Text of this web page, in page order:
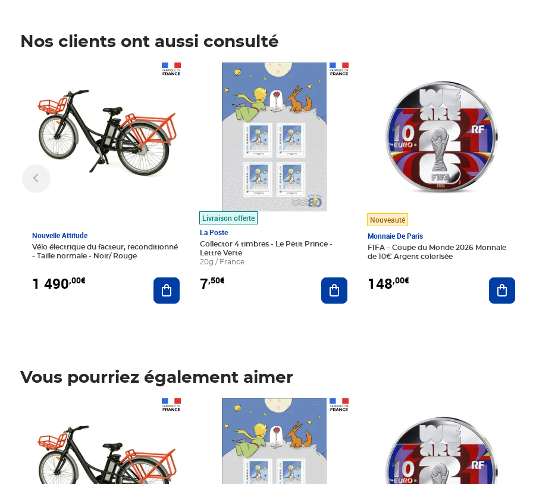
Nos clients ont aussi consulté
Nouvelle Attitude
Vélo électrique du facteur, reconditionné
- Taille normale - Noir/ Rouge
1 490,00€ Ajouter au panier
Livraison offerte
La Poste
Collector 4 timbres - Le Petit Prince -
Lettre Verte
20g / France
7,50€
Prix 7,50€
Ajouter au panier
Nouveauté
Monnaie De Paris
FIFA – Coupe du Monde 2026 Monnaie
de 10€ Argent colorisée
148,00€
Vous pourriez également aimer
Prix 7,50€